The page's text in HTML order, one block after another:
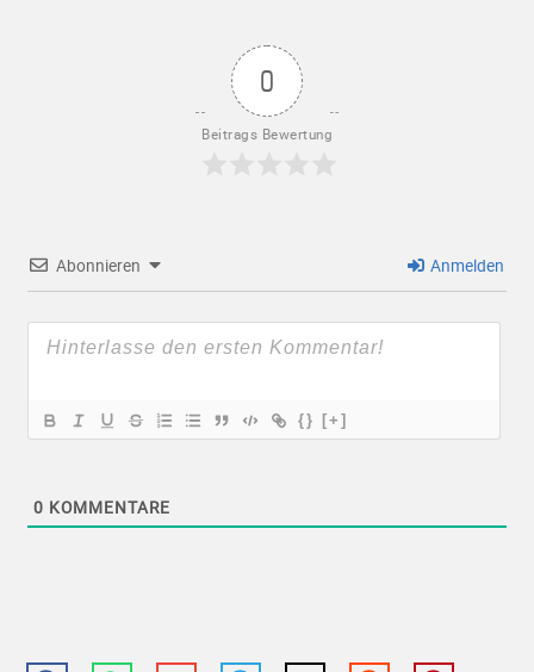
0
Beitrags Bewertung
Abonnieren Anmelden
{} [+]
0 KOMMENTARE